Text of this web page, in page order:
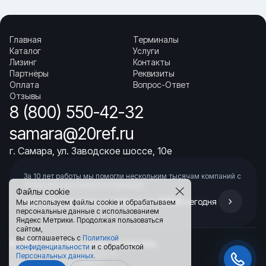
Файлы cookie
Мы используем файлы cookie и обрабатываем
персональные данные с использованием
Яндекс Метрики. Продолжая пользоваться
сайтом,
вы соглашаетесь с Политикой
конфиденциальности и с обработкой
Персональных данных.
Carrier 18-10134-25 в Самаре?
▼ Как правильно подобрать Компрессор спиральный
(Scroll) синий Carrier 18-10134-25 по артикулу?
Главная
Каталог
Лизинг
Партнёры
Оплата
Отзывы
Терминалы
Услуги
Контакты
Реквизиты
Вопрос-Ответ
8 (800) 550-42-32
samara@20ref.ru
г. Самара, ул. Заводское шоссе, 10е
За 10 лет работы мы помогли нескольким тысячам компаний с
Начните развивать свой бизнес с 20РЕФ сегодня
© 2008–2026.Все права защищены.
Политика конфиденциальности
Договор публичной оферты